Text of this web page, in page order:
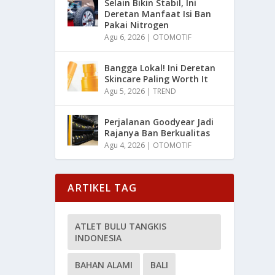
Selain Bikin Stabil, Ini
Deretan Manfaat Isi Ban
Pakai Nitrogen
Agu 6, 2026 | OTOMOTIF
Bangga Lokal! Ini Deretan
Skincare Paling Worth It
Agu 5, 2026 |TREND
Perjalanan Goodyear Jadi
Rajanya Ban Berkualitas
Agu 4, 2026 | OTOMOTIF
ARTIKEL TAG
ATLET BULU TANGKIS
INDONESIA
BAHAN ALAMI BALI